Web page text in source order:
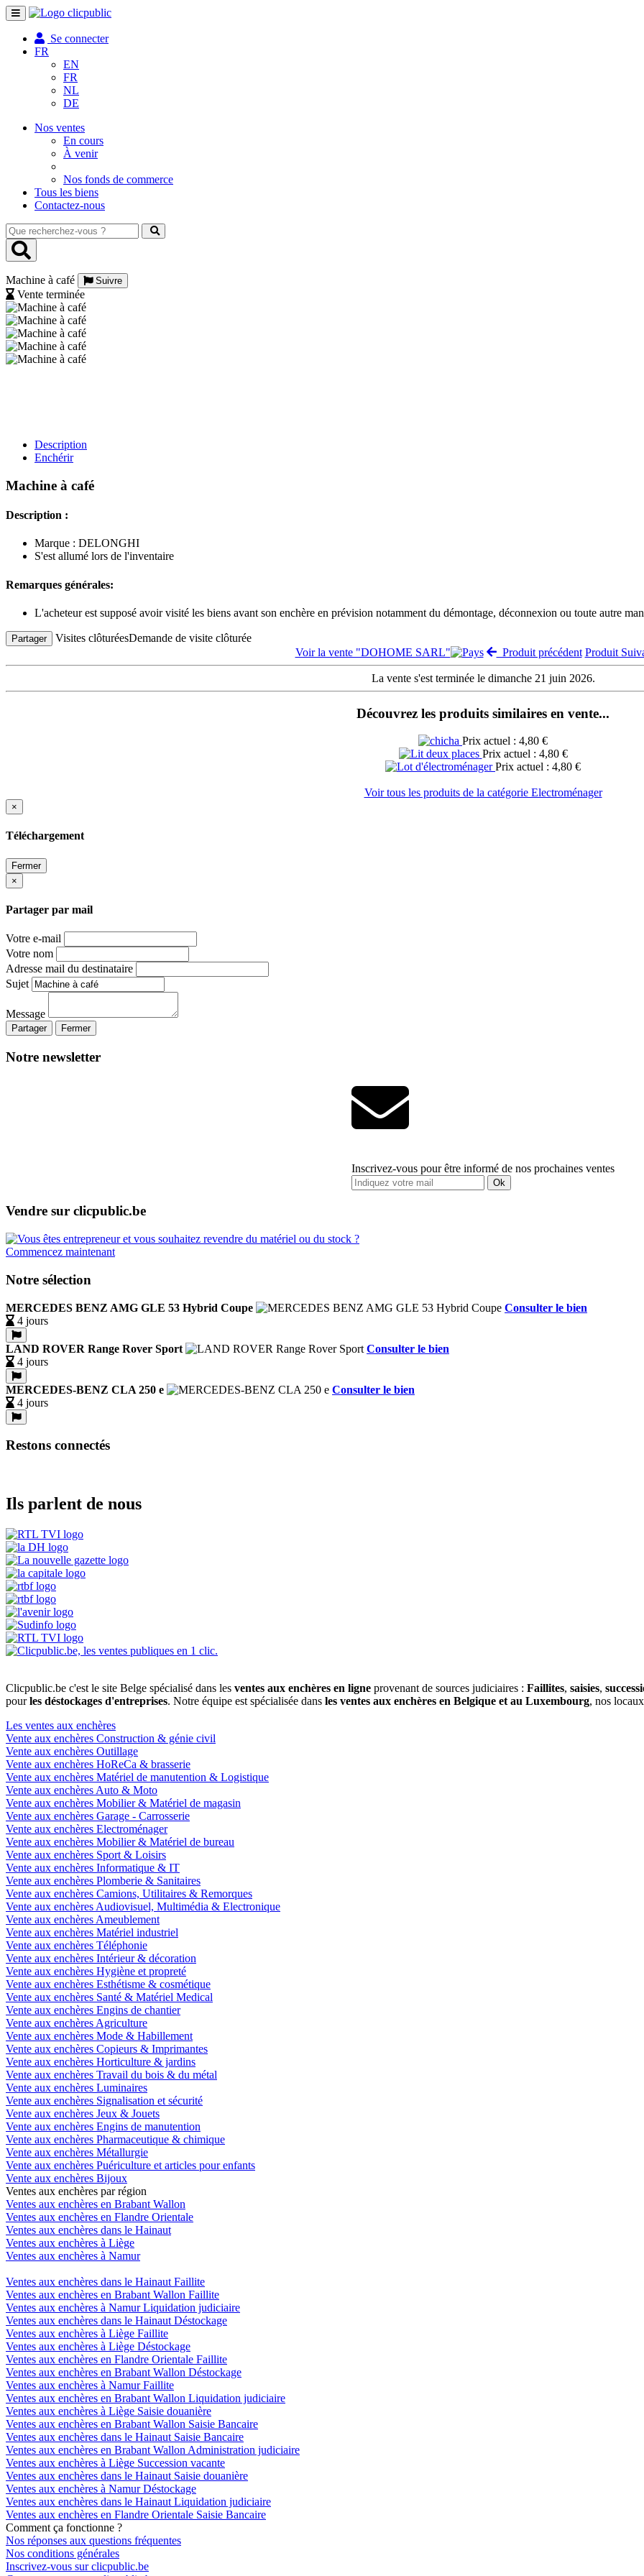
Toggle
navigation
Se connecter
FR
EN
FR
NL
DE
Nos ventes
En cours
À venir
Nos fonds de commerce
Tous les biens
Contactez-nous
Que
recherchez-
vous
Machine à café
Suivre
Vente terminée
Description
Enchérir
Machine à café
Description :
Marque : DELONGHI
S'est allumé lors de l'inventaire
Remarques générales:
L'acheteur est supposé avoir visité les biens avant son enchère en prévision notamment du démontage, déconnexion ou toute autre
Partager Visites clôturéesDemande de visite clôturée
Voir la vente "DOHOME SARL"
Produit précédent Produit
La vente s'est terminée le dimanche 21 juin 2026.
Découvrez les produits similaires en vente...
Prix actuel : 4,80 €
Prix actuel : 4,80 €
Prix actuel : 4,80 €
Voir tous les produits de la catégorie Electroménager
×
Téléchargement
Fermer
×
Partager par mail
Votre e-mail
Votre nom
Adresse mail du destinataire
Sujet
Message
Partager Fermer
Notre newsletter
Inscrivez-vous pour être informé de nos prochaines ventes
Ok
Vendre sur clicpublic.be
Commencez maintenant
Notre sélection
MERCEDES BENZ AMG GLE 53 Hybrid Coupe
Consulter le bien
4 jours
LAND ROVER Range Rover Sport
Consulter le bien
4 jours
MERCEDES-BENZ CLA 250 e
Consulter le bien
4 jours
Restons connectés
Ils parlent de nous
Clicpublic.be c'est le site Belge spécialisé dans les ventes aux enchères en ligne provenant de sources judiciaires : Faillites, saisies,
pourles déstockages d'entreprises. Notre équipe est spécialisée dans les ventes aux enchères en Belgique et au Luxembourg, nos
Les ventes aux enchères
Vente aux enchères Construction & génie civil
Vente aux enchères Outillage
Vente aux enchères HoReCa & brasserie
Vente aux enchères Matériel de manutention & Logistique
Vente aux enchères Auto & Moto
Vente aux enchères Mobilier & Matériel de magasin
Vente aux enchères Garage - Carrosserie
Vente aux enchères Electroménager
Vente aux enchères Mobilier & Matériel de bureau
Vente aux enchères Sport & Loisirs
Vente aux enchères Informatique & IT
Vente aux enchères Plomberie & Sanitaires
Vente aux enchères Camions, Utilitaires & Remorques
Vente aux enchères Audiovisuel, Multimédia & Electronique
Vente aux enchères Ameublement
Vente aux enchères Matériel industriel
Vente aux enchères Téléphonie
Vente aux enchères Intérieur & décoration
Vente aux enchères Hygiène et propreté
Vente aux enchères Esthétisme & cosmétique
Vente aux enchères Santé & Matériel Medical
Vente aux enchères Engins de chantier
Vente aux enchères Agriculture
Vente aux enchères Mode & Habillement
Vente aux enchères Copieurs & Imprimantes
Vente aux enchères Horticulture & jardins
Vente aux enchères Travail du bois & du métal
Vente aux enchères Luminaires
Vente aux enchères Signalisation et sécurité
Vente aux enchères Jeux & Jouets
Vente aux enchères Engins de manutention
Vente aux enchères Pharmaceutique & chimique
Vente aux enchères Métallurgie
Vente aux enchères Puériculture et articles pour enfants
Vente aux enchères Bijoux
Ventes aux enchères par région
Ventes aux enchères en Brabant Wallon
Ventes aux enchères en Flandre Orientale
Ventes aux enchères dans le Hainaut
Ventes aux enchères à Liège
Ventes aux enchères à Namur
Ventes aux enchères dans le Hainaut Faillite
Ventes aux enchères en Brabant Wallon Faillite
Ventes aux enchères à Namur Liquidation judiciaire
Ventes aux enchères dans le Hainaut Déstockage
Ventes aux enchères à Liège Faillite
Ventes aux enchères à Liège Déstockage
Ventes aux enchères en Flandre Orientale Faillite
Ventes aux enchères en Brabant Wallon Déstockage
Ventes aux enchères à Namur Faillite
Ventes aux enchères en Brabant Wallon Liquidation judiciaire
Ventes aux enchères à Liège Saisie douanière
Ventes aux enchères en Brabant Wallon Saisie Bancaire
Ventes aux enchères dans le Hainaut Saisie Bancaire
Ventes aux enchères en Brabant Wallon Administration judiciaire
Ventes aux enchères à Liège Succession vacante
Ventes aux enchères dans le Hainaut Saisie douanière
Ventes aux enchères à Namur Déstockage
Ventes aux enchères dans le Hainaut Liquidation judiciaire
Ventes aux enchères en Flandre Orientale Saisie Bancaire
Comment ça fonctionne ?
Nos réponses aux questions fréquentes
Nos conditions générales
Inscrivez-vous sur clicpublic.be